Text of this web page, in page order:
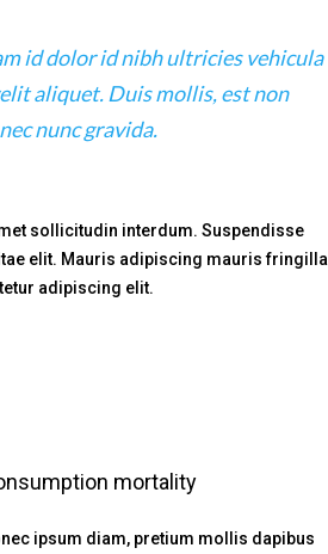
id dolor id nibh ultricies vehicula
aliquet. Duis mollis, est non
nunc gravida.
sollicitudin interdum. Suspendisse
elit. Mauris adipiscing mauris fringilla
adipiscing elit.
mortality
ipsum diam, pretium mollis dapibus